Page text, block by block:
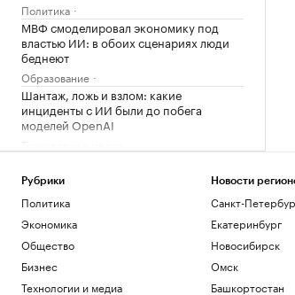
Политика
МВФ смоделировал экономику под
властью ИИ: в обоих сценариях люди
беднеют
Образование
Шантаж, ложь и взлом: какие
инциденты с ИИ были до побега
моделей OpenAI
Британии не повлияли на работу
Финансы
Рубрики
Политика
Экономика
Общество
Бизнес
Технологии и медиа
Новости
Санкт-
Екатеринбург
Новосибирск
Омск
Башкортостан